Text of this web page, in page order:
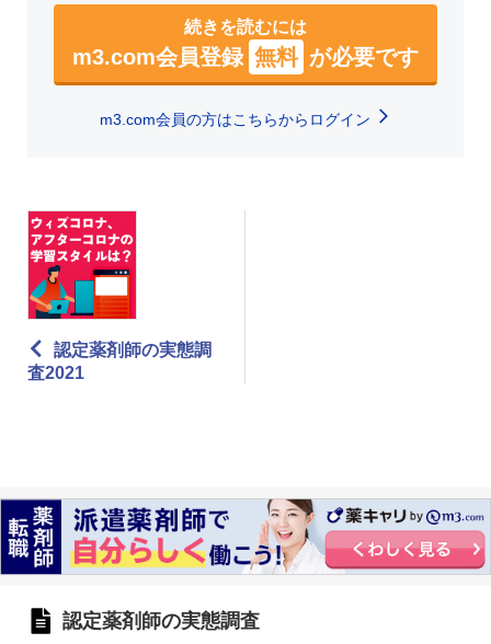
続きを読むには
m3.com会員登録 無料 が必要です
m3.com会員の方はこちらからログイン
認定薬剤師の実態調
査2021
認定薬剤師の実態調査